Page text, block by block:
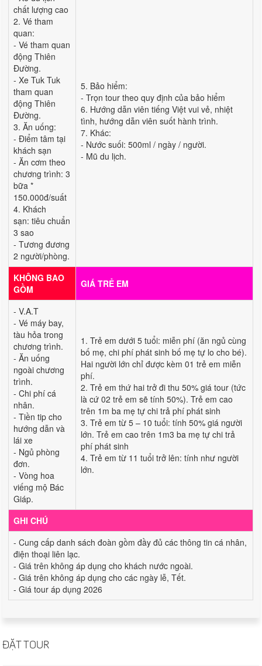
chất lượng cao
2. Vé tham
quan:
- Vé tham quan
động Thiên
Đường.
- Xe Tuk Tuk
tham quan
động Thiên
Đường.
3. Ăn uống:
- Điểm tâm tại
khách sạn
- Ăn cơm theo
chương trình: 3
bữa *
150.000đ/suất
4. Khách
sạn: tiêu chuẩn
3 sao
- Tương đương
2 người/phòng.
5. Bảo hiểm:
- Trọn tour theo quy định của bảo hiểm
6. Hướng dẫn viên tiếng Việt vui vẻ, nhiệt
tình, hướng dẫn viên suốt hành trình.
7. Khác:
- Nước suối: 500ml / ngày / người.
- Mũ du lịch.
KHÔNG BAO
GỒM
GIÁ TRẺ EM
- V.A.T
- Vé máy bay,
tàu hỏa trong
chương trình.
- Ăn uống
ngoài chương
trình.
- Chi phí cá
nhân.
- Tiền tip cho
hướng dẫn và
lái xe
- Ngủ phòng
đơn.
- Vòng hoa
viếng mộ Bác
Giáp.
1. Trẻ em dưới 5 tuổi: miễn phí (ăn ngủ cùng
bố mẹ, chi phí phát sinh bố mẹ tự lo cho bé).
Hai người lớn chỉ được kèm 01 trẻ em miễn
phí.
2. Trẻ em thứ hai trở đi thu 50% giá tour (tức
là cứ 02 trẻ em sẽ tính 50%). Trẻ em cao
trên 1m ba mẹ tự chi trả phí phát sinh
3. Trẻ em từ 5 – 10 tuổi: tính 50% giá người
lớn. Trẻ em cao trên 1m3 ba mẹ tự chi trả
phí phát sinh
4. Trẻ em từ 11 tuổi trở lên: tính như người
lớn.
GHI CHÚ
- Cung cấp danh sách đoàn gồm đầy đủ các thông tin cá nhân,
điện thoại liên lạc.
- Giá trên không áp dụng cho khách nước ngoài.
- Giá trên không áp dụng cho các ngày lễ, Tết.
- Giá tour áp dụng 2026
ĐẶT TOUR